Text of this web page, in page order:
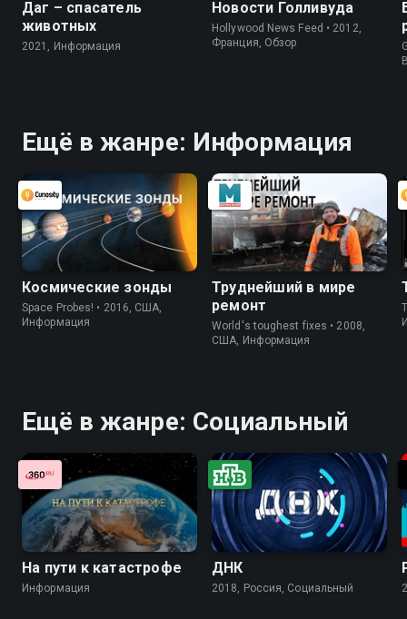
Даг – спасатель
животных
2021, Информация
Новости Голливуда
Hollywood News Feed • 2012,
Франция, Обзор
Ещё в жанре: Информация
Космические зонды
Space Probes! • 2016, США,
Информация
Труднейший в мире
ремонт
World's toughest fixes • 2008,
США, Информация
Ещё в жанре: Социальный
На пути к катастрофе
Информация
ДНК
2018, Россия, Социальный